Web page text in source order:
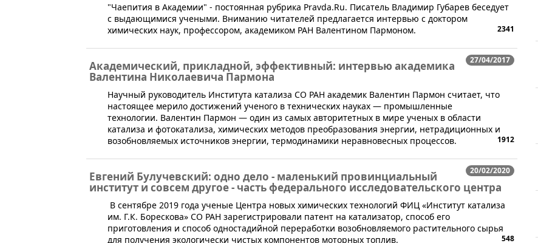
​"Чаепития в Академии" - постоянная рубрика Pravda.Ru. Писатель Владимир Губарев беседует
с выдающимися учеными. Вниманию читателей предлагается интервью с доктором
химических наук, профессором, академиком РАН Валентином Пармоном.
2341
27/04/2017
Академический, прикладной, эффективный: интервью академика
Валентина Николаевича Пармона
​Научный руководитель Института катализа СО РАН академик Валентин Пармон считает, что
настоящее мерило достижений ученого в технических науках — промышленные
технологии. Валентин Пармон — один из самых авторитетных в мире ученых в области
катализа и фотокатализа, химических методов преобразования энергии, нетрадиционных и
возобновляемых источников энергии, термодинамики неравновесных процессов.
1912
20/02/2020
Евгений Булучевский: одно дело - маленький провинциальный
институт и совсем другое - часть федерального исследовательского центра
В сентябре 2019 года ученые Центра новых химических технологий ФИЦ «Институт катализа
им. Г.К. Борескова» СО РАН зарегистрировали патент на катализатор, способ его
приготовления и способ одностадийной переработки возобновляемого растительного сырья
для получения экологически чистых компонентов моторных топлив.
548